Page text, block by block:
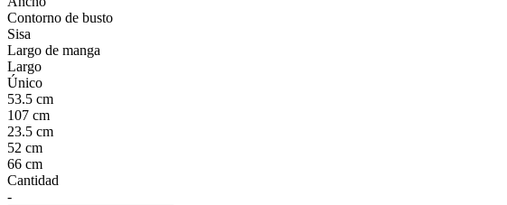
Contorno de busto
Sisa
Largo de manga
Largo
Único
53.5 cm
107 cm
23.5 cm
52 cm
66 cm
Cantidad
-